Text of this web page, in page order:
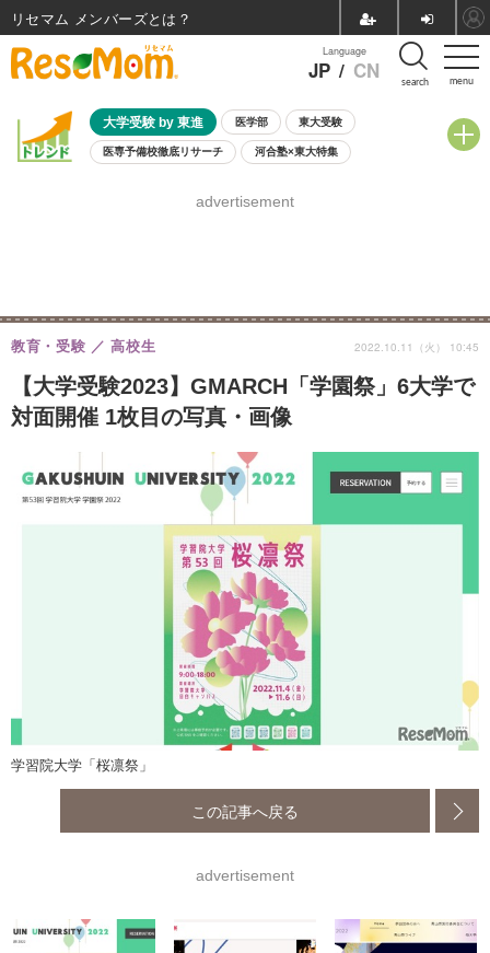
menu
Language
JP / CN search
大学受験 by 東進 医学部 東大受験
医専予備校徹底リサーチ 河合塾×東大特集
8月開催学校説明会・相談会
advertisement
【大学受験2023】GMARCH「学園祭」6大学で
対面開催 1枚目の写真・画像
教育・受験 高校生 2022.10.11（火） 10:45
学習院大学「桜凛祭」
この記事へ戻る
advertisement
リセマム メンバーズ